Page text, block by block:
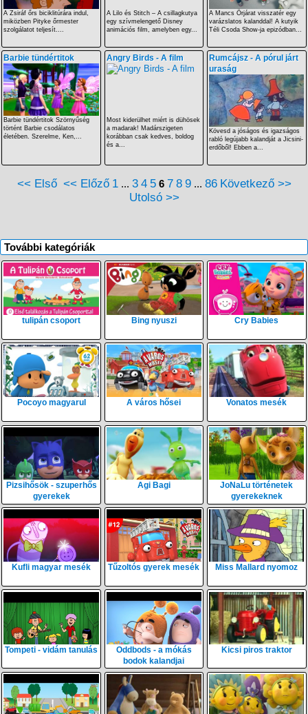
A Zsiráf őrs biciklitúrára indul,
miközben Pityke őrmester
szolgálatot teljesít....
A Lilo és Stitch – A csillagkutya
egy szívmelengető Disney
animációs film, amelyben egy...
A Mancs Őrjárat visszatér egy
varázslatos kalanddal! A kutyik
Téli Csoda Show-ja epizódban...
Barbie tündértitok
Barbie tündértitok Szörnyűség
történt Barbie csodálatos
életében. Szerelme, Ken,...
Angry Birds - A film
Most kiderülhet miért is dühösek
a madarak! Madárszigeten
korábban csak kedves, boldog
és a...
Rumcájsz - A pórul járt
uraság
Kövesd a jóságos és igazságos
rabló legújabb kalandját a Jicsini-
erdőből! Ebben a...
<< Első << Előző 1... 3 4 5 6 7 8 9... 86 Következő >>
Utolsó >>
További kategóriák
tulipán csoport Bing nyuszi Cry Babies
Pocoyo magyarul A város hősei Vonatos mesék
Pizsihősök - szuperhős
gyerekek
Agi Bagi
JoNaLu történetek
gyerekeknek
Kufli magyar mesék Tűzoltós gyerek mesék Miss Mallard nyomoz
Tompeti - vidám tanulás
Oddbods - a mókás
bodok kalandjai
Kicsi piros traktor